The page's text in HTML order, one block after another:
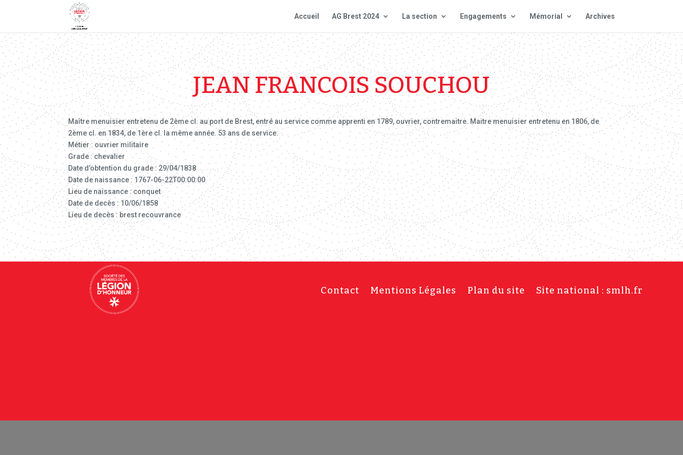
Accueil AG Brest 2024 La section Engagements Mémorial Archives
JEAN FRANCOIS SOUCHOU
Maître menuisier entretenu de 2ème cl. au port de Brest, entré au service comme apprenti en 1789, ouvrier, contremaitre. Maitre menuisier entretenu en 1806, de
2ème cl. en 1834, de 1ère cl. la même année. 53 ans de service.
Métier : ouvrier militaire
Grade : chevalier
Date d’obtention du grade : 29/04/1838
Date de naissance : 1767-06-22T00:00:00
Lieu de naissance : conquet
Date de decès : 10/06/1858
Lieu de decès : brest recouvrance
Contact Mentions Légales Plan du site Site national : smlh.fr